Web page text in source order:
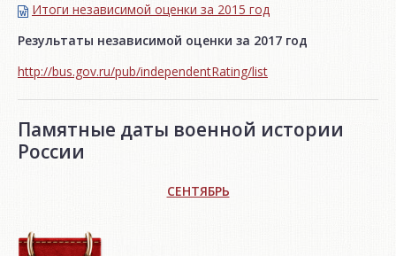
Итоги независимой oценки за 2015 год
Результаты независимой оценки за 2017 год
http://bus.gov.ru/pub/independentRating/list
Памятные даты военной истории
России
СЕНТЯБРЬ